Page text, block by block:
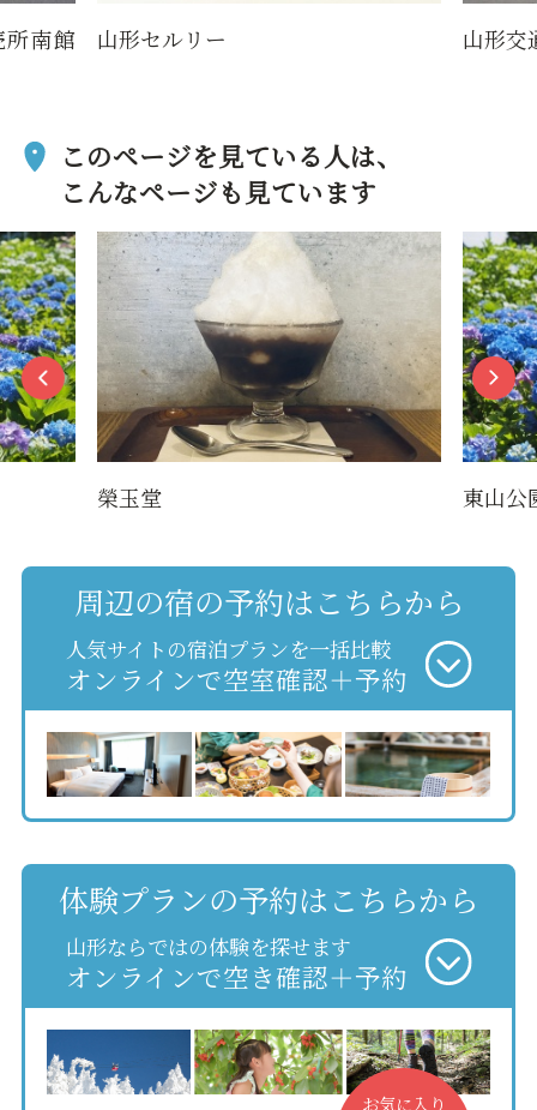
南館 山形セルリー 山形交
このページを見ている人は、
こんなページも見ています
榮玉堂 東山
周辺の宿の予約はこちらから
人気サイトの宿泊プランを一括比較
オンラインで空室確認＋予約
体験プランの予約はこちらから
山形ならではの体験を探せます
オンラインで空き確認＋予約
お気に入り